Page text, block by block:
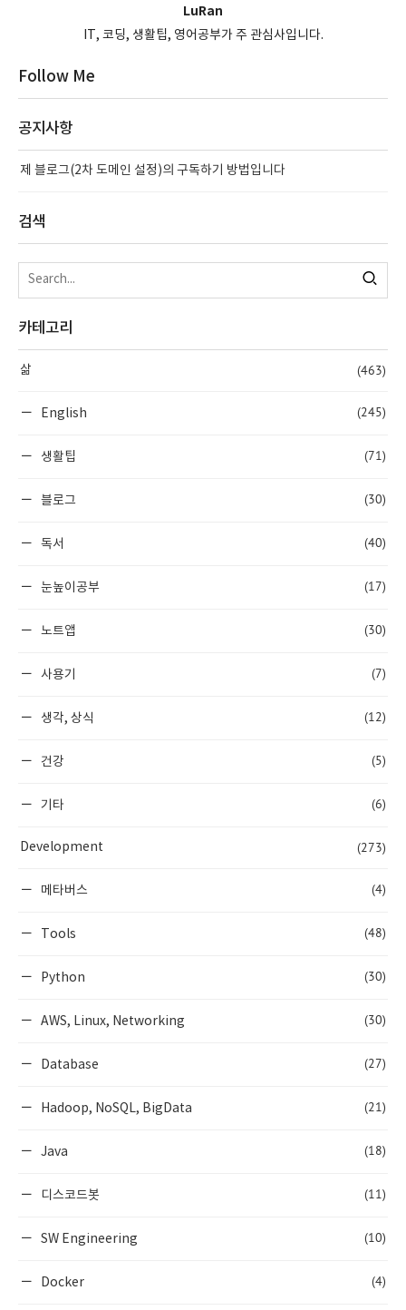
LuRan
IT, 코딩, 생활팁, 영어공부가 주 관심사입니다.
Follow Me
공지사항
제 블로그(2차 도메인 설정)의 구독하기 방법입니다
검색
카테고리
삶 (463)
English (245)
생활팁 (71)
블로그 (30)
독서 (40)
눈높이공부 (17)
노트앱 (30)
사용기 (7)
생각, 상식 (12)
건강 (5)
기타 (6)
Development (273)
메타버스 (4)
Tools (48)
Python (30)
AWS, Linux, Networking (30)
Database (27)
Hadoop, NoSQL, BigData (21)
Java (18)
디스코드봇 (11)
SW Engineering (10)
Docker (4)